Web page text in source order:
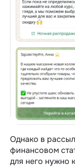
Однако в
финансовом
для него нужно